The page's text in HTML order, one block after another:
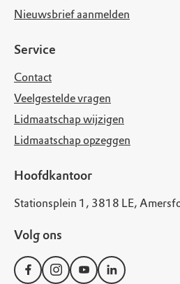
Nieuwsbrief aanmelden
Service
Contact
Veelgestelde vragen
Lidmaatschap wijzigen
Lidmaatschap opzeggen
Hoofdkantoor
Stationsplein 1, 3818 LE,
Volg ons